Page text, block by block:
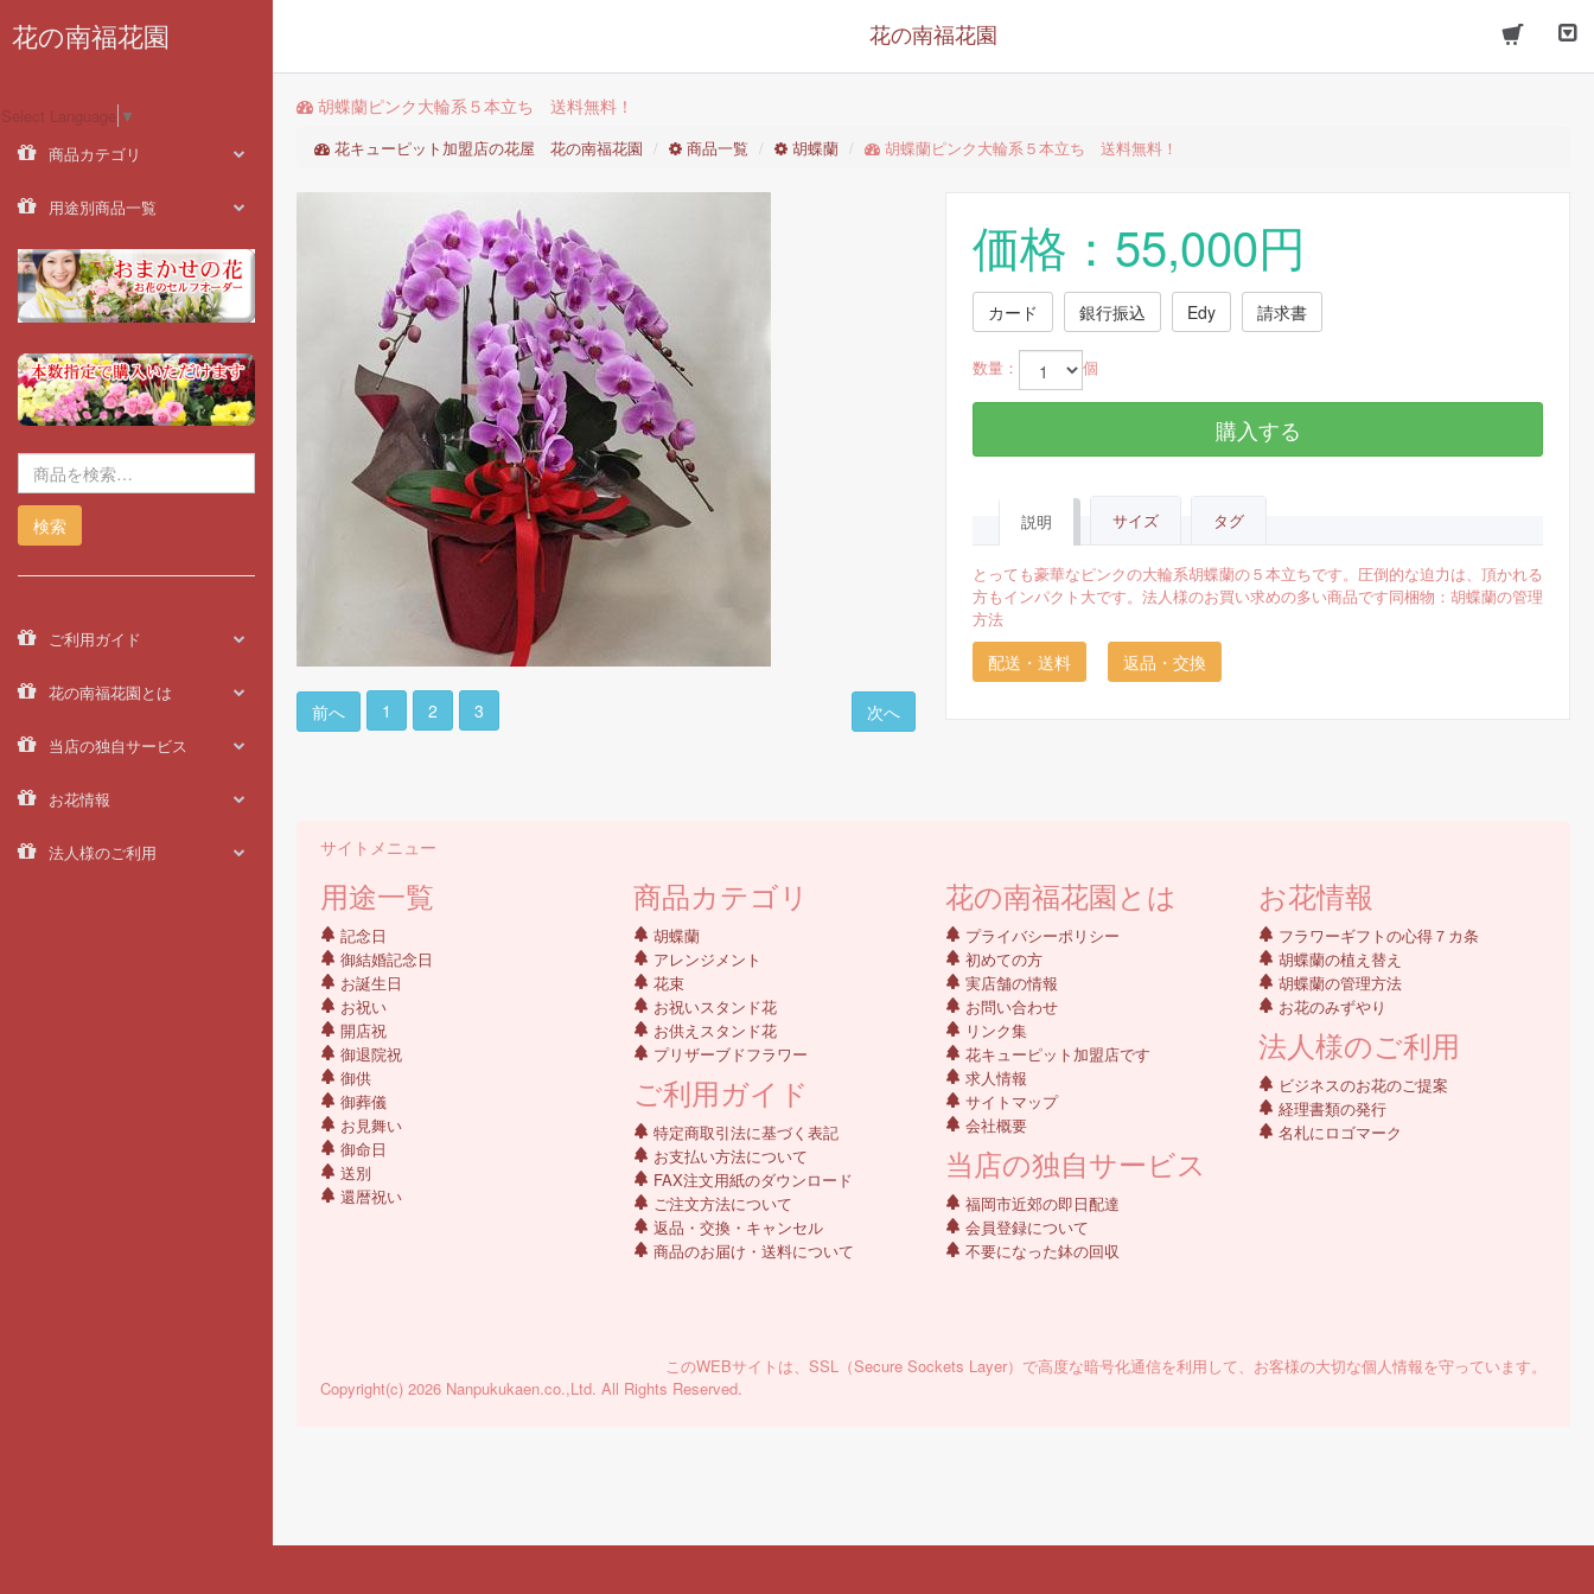
花の南福花園
Select Language ▼
商品カテゴリ
用途別商品一覧
検索
ご利用ガイド
花の南福花園とは
当店の独自サービス
お花情報
法人様のご利用
花の南福花園
胡蝶蘭ピンク大輪系５本立ち 送料無料！
花キューピット加盟店の花屋 花の南福花園 商品一覧 胡蝶蘭 胡蝶蘭ピンク大輪系５本立ち 送料無料！
前へ 次へ
1 2 3
価格：55,000円
カード 銀行振込 Edy 請求書
数量： 個
購入する
説明 サイズ タグ
とっても豪華なピンクの大輪系胡蝶蘭の５本立ちです。圧倒的な迫力は、頂かれる
方もインパクト大です。法人様のお買い求めの多い商品です同梱物：胡蝶蘭の管理
方法
配送・送料 返品・交換
サイトメニュー
用途一覧
記念日
御結婚記念日
お誕生日
お祝い
開店祝
御退院祝
御供
御葬儀
お見舞い
御命日
送別
還暦祝い
商品カテゴリ
胡蝶蘭
アレンジメント
花束
お祝いスタンド花
お供えスタンド花
プリザーブドフラワー
ご利用ガイド
特定商取引法に基づく表記
お支払い方法について
FAX注文用紙のダウンロード
ご注文方法について
返品・交換・キャンセル
商品のお届け・送料について
花の南福花園とは
プライバシーポリシー
初めての方
実店舗の情報
お問い合わせ
リンク集
花キューピット加盟店です
求人情報
サイトマップ
会社概要
当店の独自サービス
福岡市近郊の即日配達
会員登録について
不要になった鉢の回収
お花情報
フラワーギフトの心得７カ条
胡蝶蘭の植え替え
胡蝶蘭の管理方法
お花のみずやり
法人様のご利用
ビジネスのお花のご提案
経理書類の発行
名札にロゴマーク
このWEBサイトは、SSL（Secure Sockets Layer）で高度な暗号化通信を利用して、お客様の大切な個人情報を守っています。
Copyright(c) 2026 Nanpukukaen.co.,Ltd. All Rights Reserved.